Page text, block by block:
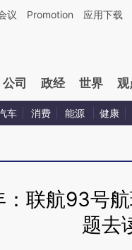
财新文章[https://
议 Promotion 应用下载
公司 政经 世界 观
车 消费 能源 健康
：联航93号
题去